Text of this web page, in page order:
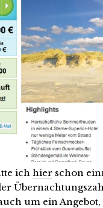
ich hier schon
um ein